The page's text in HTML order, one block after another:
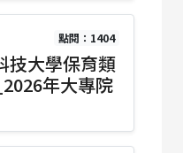
點閱：1404
技大學保育類
年大專院